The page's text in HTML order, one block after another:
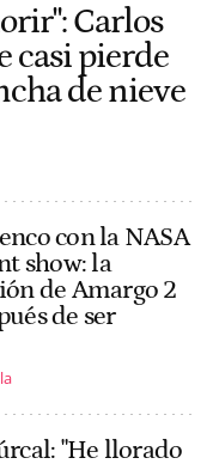
Carlos
casi pierde
de nieve
con la NASA
show: la
de Amargo 2
de ser
"He llorado